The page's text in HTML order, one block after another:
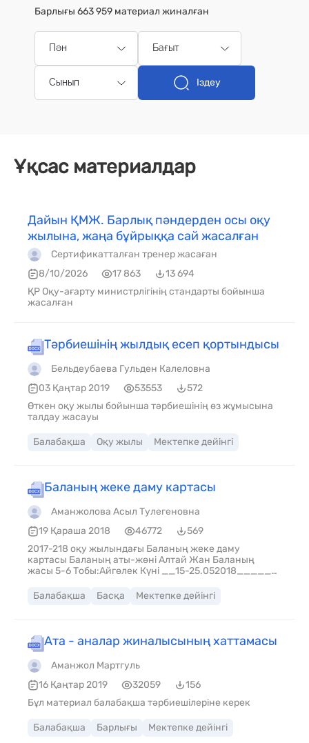
Барлығы 663 959 материал жиналған
Пән Бағыт
Сынып Іздеу
Ұқсас материалдар
Дайын ҚМЖ. Барлық пәндерден осы оқу
жылына, жаңа бұйрыққа сай жасалған
Сертификатталған тренер жасаған
8/10/2026
17 863
13 694
ҚР Оқу-ағарту министрлігінің стандарты бойынша
жасалған
Тәрбиешінің жылдық есеп қортындысы
Бельдеубаева Гульден Калеловна
03 Қаңтар 2019
53553
572
Өткен оқу жылы бойынша тәрбиешінің өз жұмысына
талдау жасауы
Балабақша Оқу жылы Мектепке дейінгі
Баланың жеке даму картасы
Аманжолова Асыл Тулегеновна
19 Қараша 2018
46772
569
2017-218 оқу жылындағы Баланың жеке даму
картасы Баланың аты-жөні Алтай Жан Баланың
жасы 5-6 Тобы:Айгөлек Күні __15-25.052018_____
баланың жеке даму картасында педагогикалық
үдерістің міндеттерін анықтайды
Балабақша Басқа Мектепке дейінгі
Ата - аналар жиналысының хаттамасы
Аманжол Мартгуль
16 Қаңтар 2019
32059
156
Бұл материал балабақша тәрбиешілеріне керек
Балабақша Барлығы Мектепке дейінгі